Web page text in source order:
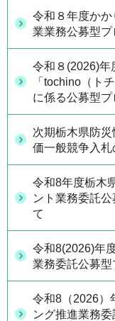
令和８年度か
業業務公募型
令和８(2026)年
「tochino（ト
に係る公募型
次期栃木県防
価一般競争入
令和8年度栃木
ント業務委託
て
令和8(2026)年
業務委託公募
令和8（2026）
ング推進業務